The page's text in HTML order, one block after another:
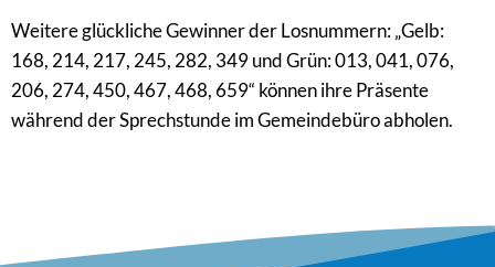
Weitere glückliche Gewinner der Losnummern: „Gelb:
168, 214, 217, 245, 282, 349 und Grün: 013, 041, 076,
206, 274, 450, 467, 468, 659“ können ihre Präsente
während der Sprechstunde im Gemeindebüro abholen.